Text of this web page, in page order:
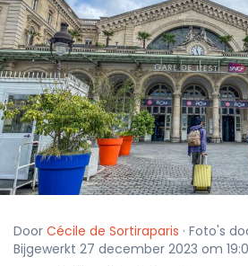
Door Cécile de Sortiraparis · Foto's
Bijgewerkt 27 december 2023 om